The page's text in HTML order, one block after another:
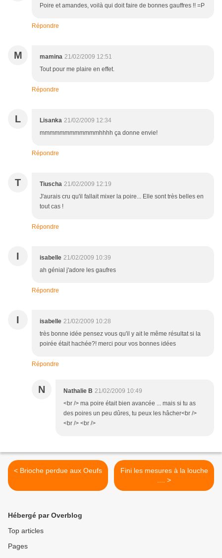
Poire et amandes, voilà qui doit faire de bonnes gauffres !! =P
Répondre
M mamina 21/02/2009 12:51
Tout pour me plaire en effet.
Répondre
L Lisanka 21/02/2009 12:34
mmmmmmmmmmmmhhhh ça donne envie!
Répondre
T Tiuscha 21/02/2009 12:19
J'aurais cru qu'il fallait mixer la poire... Elle sont très belles en
tout cas !
Répondre
I isabelle 21/02/2009 10:39
ah génial j'adore les gaufres
Répondre
I isabelle 21/02/2009 10:28
très bonne idée pensez vous qu'il y ait le même résultat si la
poirée était hachée?! merci pour vos bonnes idées
Répondre
N Nathalie B 21/02/2009 10:49
<br /> ma poire était bien avancée ... mais si tu as
des poires un peu dûres, tu peux les hâcher<br />
<br /> <br />
< Brioche perdue aux Oeufs
Fini les mesures à la louche
.... >
Hébergé par Overblog
Top articles
Pages